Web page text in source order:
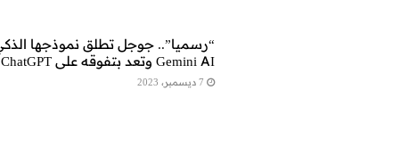
“رسميا”.. جوجل تطلق نموذجها
Gemini AI وتعد بتفوقه على ChatGPT
7 ديسمبر، 2023